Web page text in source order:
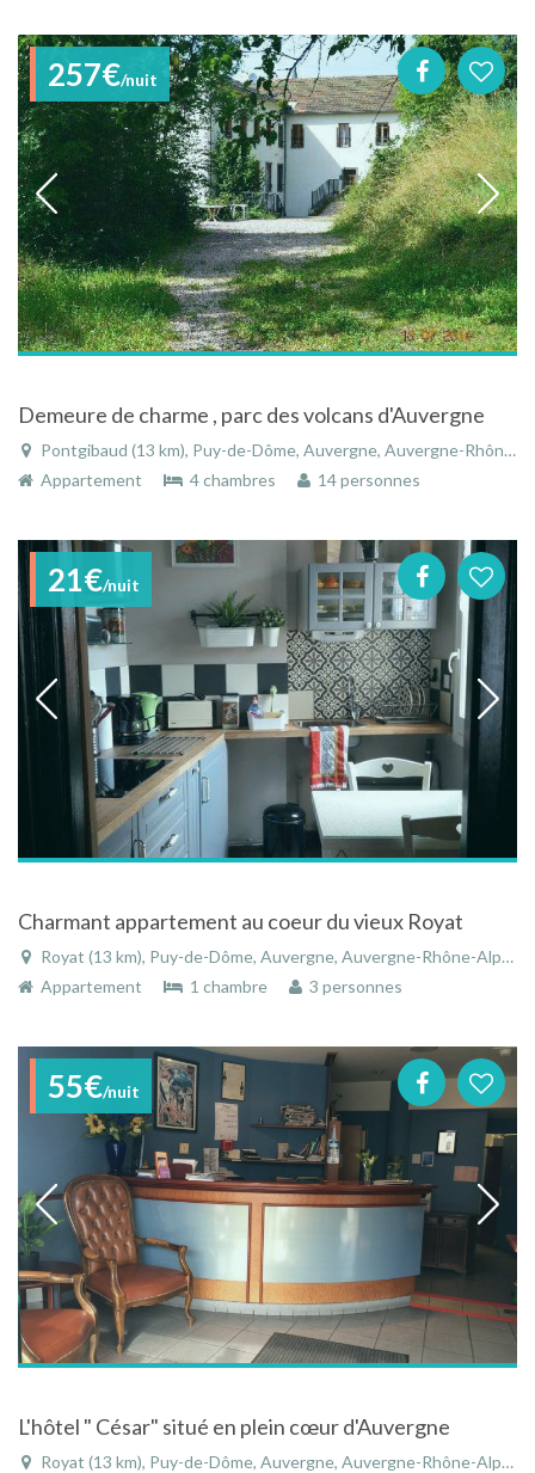
257€/nuit
Demeure de charme , parc des volcans d'Auvergne
Pontgibaud (13 km), Puy-de-Dôme, Auvergne, Auvergne-Rhône-Alpes, France
Appartement
4 chambres 14 personnes
21€/nuit
Charmant appartement au coeur du vieux Royat
Royat (13 km), Puy-de-Dôme, Auvergne, Auvergne-Rhône-Alpes, France
Appartement
1 chambre 3 personnes
55€/nuit
L'hôtel " César" situé en plein cœur d'Auvergne
Royat (13 km), Puy-de-Dôme, Auvergne, Auvergne-Rhône-Alpes, France